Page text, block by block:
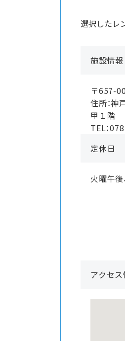
選択したレ
施設情報
〒657-
住所：
甲１階
TEL：
定休日
火曜午後
アクセ